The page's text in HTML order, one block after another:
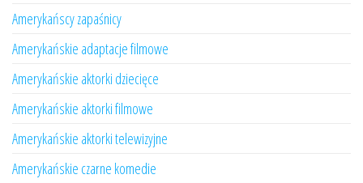
Amerykańscy zapaśnicy
Amerykańskie adaptacje filmowe
Amerykańskie aktorki dziecięce
Amerykańskie aktorki filmowe
Amerykańskie aktorki telewizyjne
Amerykańskie czarne komedie